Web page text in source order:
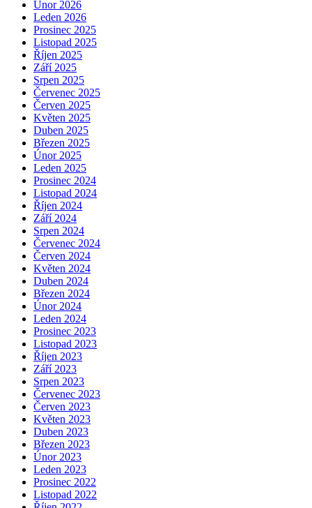
Únor 2026
Leden 2026
Prosinec 2025
Listopad 2025
Říjen 2025
Září 2025
Srpen 2025
Červenec 2025
Červen 2025
Květen 2025
Duben 2025
Březen 2025
Únor 2025
Leden 2025
Prosinec 2024
Listopad 2024
Říjen 2024
Září 2024
Srpen 2024
Červenec 2024
Červen 2024
Květen 2024
Duben 2024
Březen 2024
Únor 2024
Leden 2024
Prosinec 2023
Listopad 2023
Říjen 2023
Září 2023
Srpen 2023
Červenec 2023
Červen 2023
Květen 2023
Duben 2023
Březen 2023
Únor 2023
Leden 2023
Prosinec 2022
Listopad 2022